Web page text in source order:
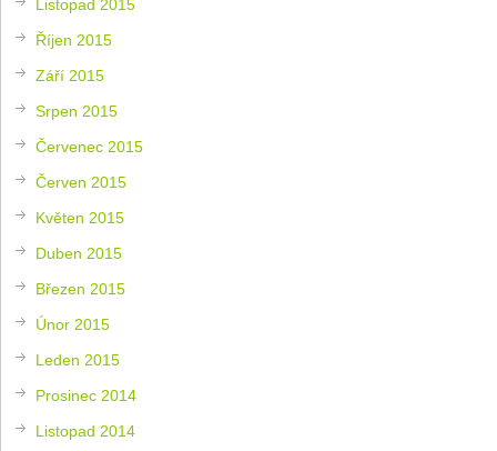
Listopad 2015
Říjen 2015
Září 2015
Srpen 2015
Červenec 2015
Červen 2015
Květen 2015
Duben 2015
Březen 2015
Únor 2015
Leden 2015
Prosinec 2014
Listopad 2014